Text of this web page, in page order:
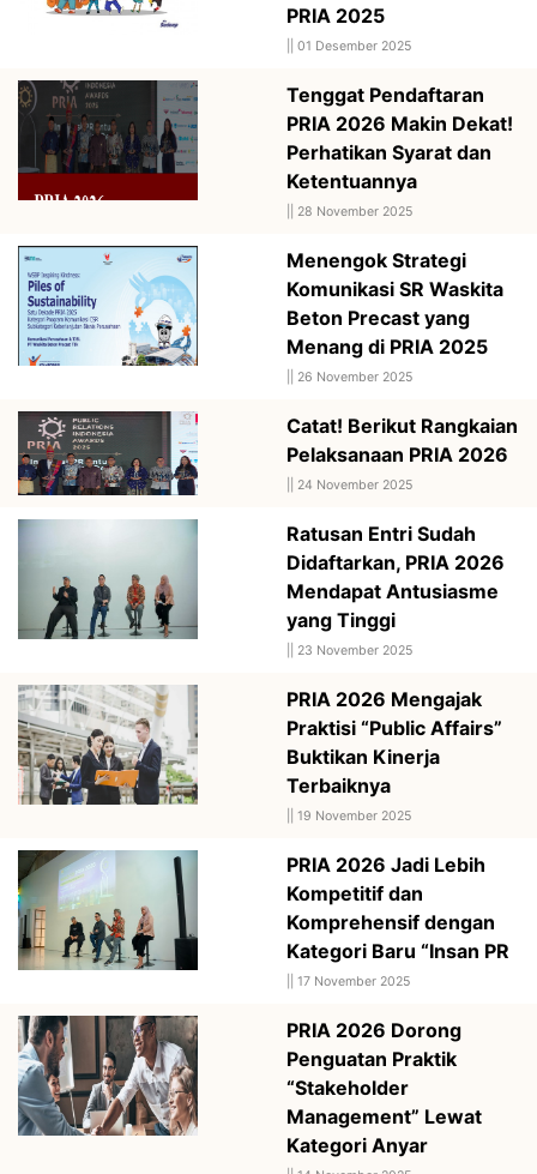
PRIA 2025
01 Desember 2025
Tenggat Pendaftaran
PRIA 2026 Makin Dekat!
Perhatikan Syarat dan
Ketentuannya
28 November 2025
Menengok Strategi
Komunikasi SR Waskita
Beton Precast yang
Menang di PRIA 2025
26 November 2025
Catat! Berikut Rangkaian
Pelaksanaan PRIA 2026
24 November 2025
Ratusan Entri Sudah
Didaftarkan, PRIA 2026
Mendapat Antusiasme
yang Tinggi
23 November 2025
PRIA 2026 Mengajak
Praktisi “Public Affairs”
Buktikan Kinerja
Terbaiknya
19 November 2025
PRIA 2026 Jadi Lebih
Kompetitif dan
Komprehensif dengan
Kategori Baru “Insan PR
17 November 2025
PRIA 2026 Dorong
Penguatan Praktik
“Stakeholder
Management” Lewat
Kategori Anyar